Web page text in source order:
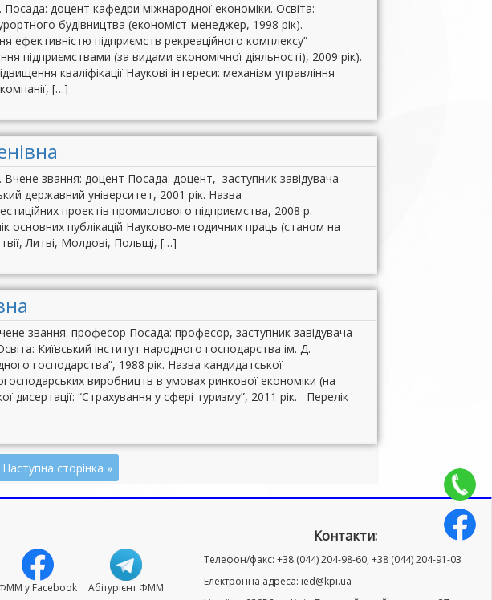
Посада: доцент кафедри міжнародної економіки. Освіта:
будівництва (економіст-менеджер, 1998 рік).
ефективністю підприємств рекреаційного комплексу”
підприємствами (за видами економічної діяльності), 2009 рік).
кваліфікації Наукові інтереси: механізм управління
[…]
Вчене звання: доцент Посада: доцент, заступник завідувача
державний університет, 2001 рік. Назва
проектів промислового підприємства, 2008 р.
основних публікацій Науково-методичних праць (станом на
Литві, Молдові, Польщі, […]
звання: професор Посада: професор, заступник завідувача
Київський інститут народного господарства ім. Д.
господарства”, 1988 рік. Назва кандидатської
виробництв в умовах ринкової економіки (на
дисертації: “Страхування у сфері туризму”, 2011 рік. Перелік
Наступна сторінка »
у Facebook Абітурієнт ФММ
Контакти:
Телефон/факс: +38 (044) 204-98-60, +38 (044) 204-91-03
Електронна адреса: ied@kpi.ua